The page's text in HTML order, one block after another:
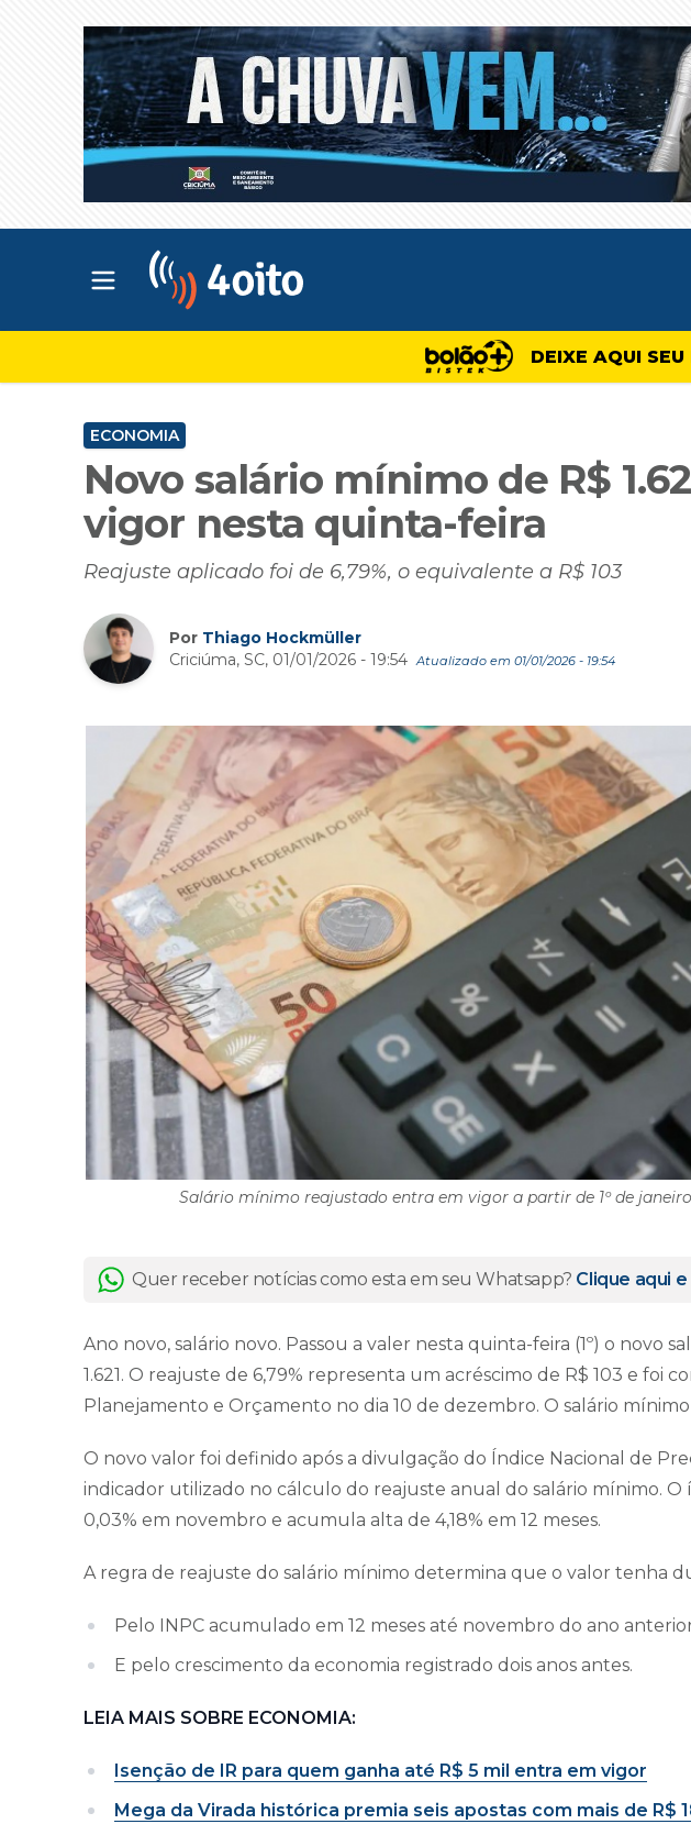
Abrir menu principal
DEIXE AQUI
ECONOMIA
Novo salário mínimo de R$
vigor nesta quinta-feira
Reajuste aplicado foi de 6,79%, o equivalente a R$ 103
Por Thiago Hockmüller
Criciúma, SC, 01/01/2026 - 19:54 Atualizado em 01/01/2026 - 19:54
Salário mínimo reajustado entra em vigor a partir de 1º de
Quer receber notícias como esta em seu Whatsapp? Clique aqui
Ano novo, salário novo. Passou a valer nesta quinta-feira (1º) o novo
1.621. O reajuste de 6,79% representa um acréscimo de R$ 103 e foi
Planejamento e Orçamento no dia 10 de dezembro. O salário mínimo
O novo valor foi definido após a divulgação do Índice Nacional de
indicador utilizado no cálculo do reajuste anual do salário mínimo. O
0,03% em novembro e acumula alta de 4,18% em 12 meses.
A regra de reajuste do salário mínimo determina que o valor tenha
Pelo INPC acumulado em 12 meses até novembro do ano
E pelo crescimento da economia registrado dois anos antes.
LEIA MAIS SOBRE ECONOMIA:
Isenção de IR para quem ganha até R$ 5 mil entra em vigor
Mega da Virada histórica premia seis apostas com mais de R$